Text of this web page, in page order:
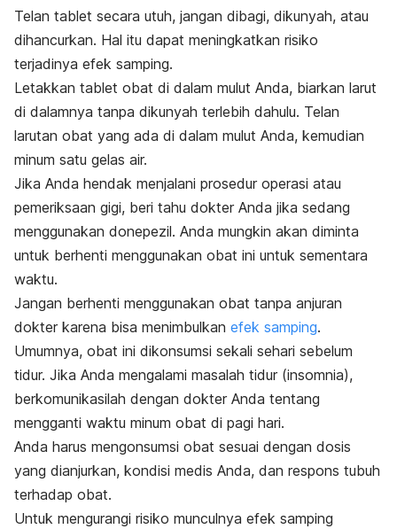
Telan tablet secara utuh, jangan dibagi, dikunyah, atau
dihancurkan. Hal itu dapat meningkatkan risiko
terjadinya efek samping.
Letakkan tablet obat di dalam mulut Anda, biarkan larut
di dalamnya tanpa dikunyah terlebih dahulu. Telan
larutan obat yang ada di dalam mulut Anda, kemudian
minum satu gelas air.
Jika Anda hendak menjalani prosedur operasi atau
pemeriksaan gigi, beri tahu dokter Anda jika sedang
menggunakan donepezil. Anda mungkin akan diminta
untuk berhenti menggunakan obat ini untuk sementara
waktu.
Jangan berhenti menggunakan obat tanpa anjuran
dokter karena bisa menimbulkan efek samping.
Umumnya, obat ini dikonsumsi sekali sehari sebelum
tidur. Jika Anda mengalami masalah tidur (insomnia),
berkomunikasilah dengan dokter Anda tentang
mengganti waktu minum obat di pagi hari.
Anda harus mengonsumsi obat sesuai dengan dosis
yang dianjurkan, kondisi medis Anda, dan respons tubuh
terhadap obat.
Untuk mengurangi risiko munculnya efek samping